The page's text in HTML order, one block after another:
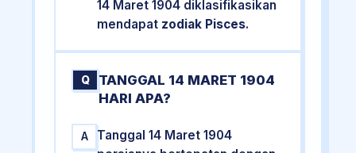
14 Maret 1904 diklasifikasikan
mendapat zodiak Pisces.
Q
TANGGAL 14 MARET 1904
HARI APA?
A
Tanggal 14 Maret 1904